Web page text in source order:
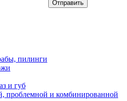
пилинги
и губ
проблемной и комбинированной